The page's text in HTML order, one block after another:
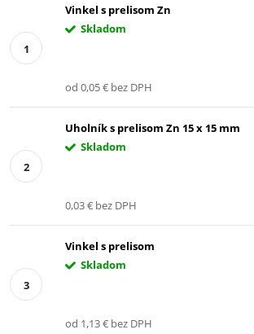
Vinkel s prelisom Zn
Skladom
od 0,05 € bez DPH
Uholník s prelisom Zn 15 x 15 mm
Skladom
0,03 € bez DPH
Vinkel s prelisom
Skladom
od 1,13 € bez DPH